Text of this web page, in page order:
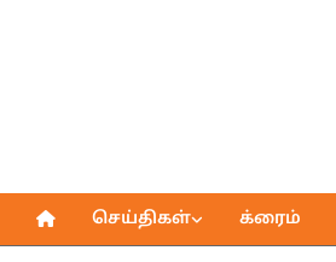
Primary
செய்திகள் க்ரைம்